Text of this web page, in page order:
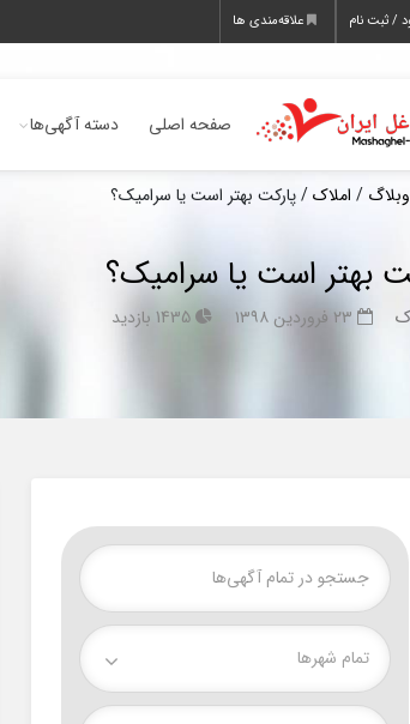
/ ثبت نام علاقه‌مندی ها
صفحه اصلی دسته آگهی‌ها
وبلاگ / املاک/ پارکت بهتر است یا سرامیک؟
بهتر است یا سرامیک؟
تمام شهر‌ها